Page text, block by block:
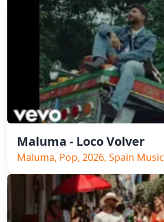
Maluma - Loco Volver
Maluma, Pop, 2026, Spain Music